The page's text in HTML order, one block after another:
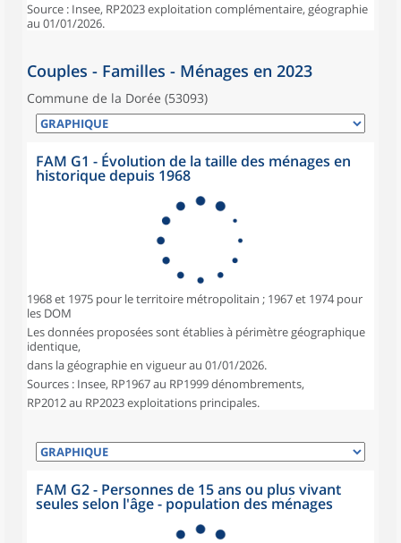
Source : Insee, RP2023 exploitation complémentaire, géographie
au 01/01/2026.
Couples - Familles - Ménages en 2023
Commune de la Dorée (53093)
FAM G1 - Évolution de la taille des ménages en
historique depuis 1968
1968 et 1975 pour le territoire métropolitain ; 1967 et 1974 pour
les DOM
Les données proposées sont établies à périmètre géographique
identique,
dans la géographie en vigueur au 01/01/2026.
Sources : Insee, RP1967 au RP1999 dénombrements,
RP2012 au RP2023 exploitations principales.
FAM G2 - Personnes de 15 ans ou plus vivant
seules selon l'âge - population des ménages